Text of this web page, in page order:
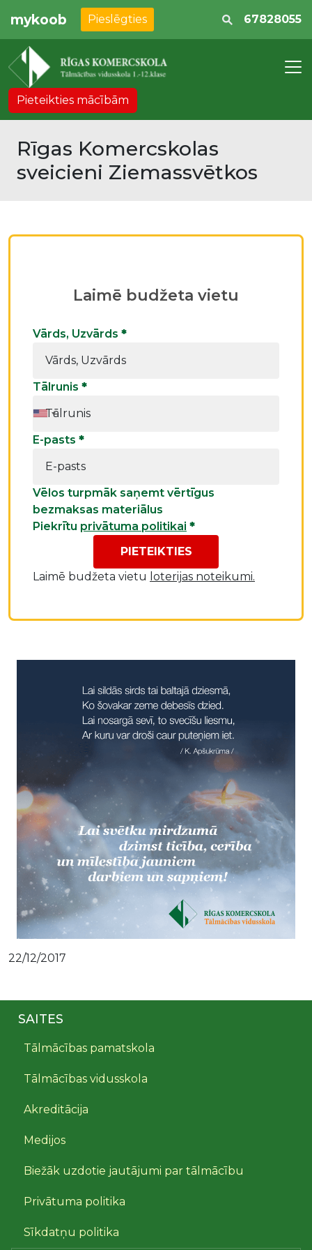
mykoob Pieslēgties 67828055
Pieteikties mācībām
Rīgas Komercskolas
sveicieni Ziemassvētkos
22/12/2017
Laimē budžeta vietu
Vārds, Uzvārds *
Tālrunis *
E-pasts *
Vēlos turpmāk saņemt vērtīgus
bezmaksas materiālus
Piekrītu privātuma politikai *
PIETEIKTIES
Laimē budžeta vietu loterijas noteikumi.
SAITES
Tālmācības pamatskola
Tālmācības vidusskola
Akreditācija
Medijos
Biežāk uzdotie jautājumi par tālmācību
Privātuma politika
Sīkdatņu politika